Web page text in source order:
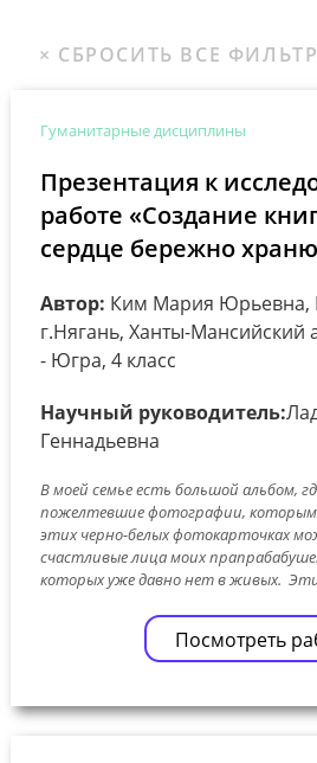
Гуманитарные дисциплины
Презентация к
работе «Создание
сердце бережно
Автор: Ким Мария
г.Нягань, Ханты-Мансийский
- Югра, 4 класс
Научный руководитель:
Геннадьевна
В моей семье есть большой альбом,
пожелтевшие фотографии,
этих черно-белых фотокарточках
счастливые лица моих
которых уже давно нет в живых.
Посмотреть